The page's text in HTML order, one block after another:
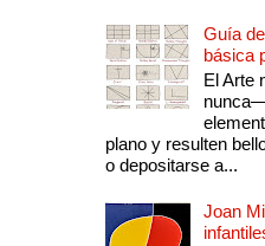
Guía
básica
El Arte
plano y resulten
o depositarse a...
Joan